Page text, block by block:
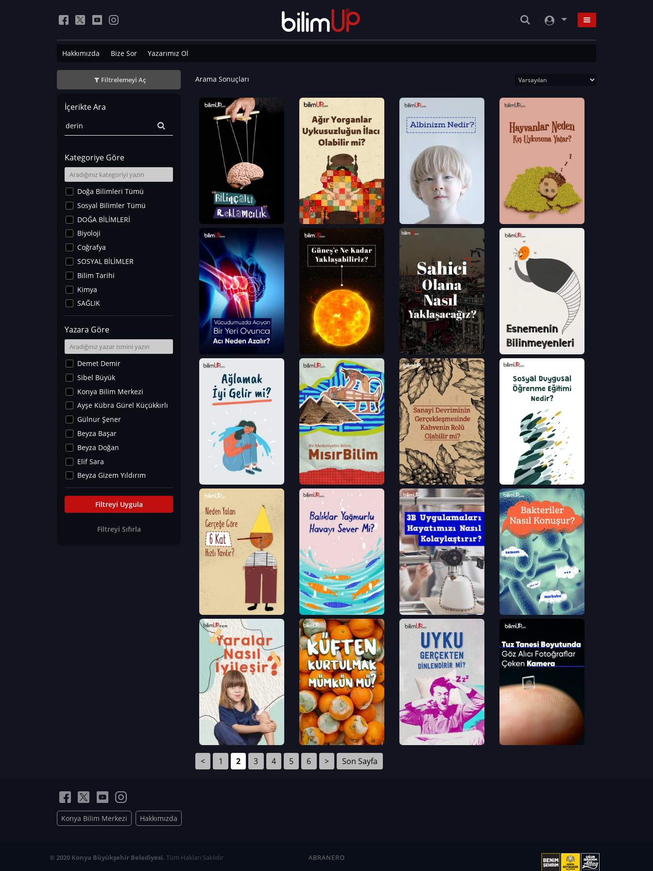
Hakkımızda Bize Sor Yazarımız Ol
Filtrelemeyi Aç
İçerikte Ara
Kategoriye Göre
Doğa Bilimleri Tümü
Sosyal Bilimler Tümü
DOĞA BİLİMLERİ
Biyoloji
Coğrafya
SOSYAL BİLİMLER
Bilim Tarihi
Kimya
SAĞLIK
Sanat Tarihi
Fizik
Yer Bilimleri
Astronomi ve Uzay
Noroloji
Matematik
Teknoloji
İklim Değişikliği
Arkeoloji
Kültür&Sanat
Yaşam Tavsiyeleri
Merakoloji
Eğitim Bilimleri
Yazara Göre
Demet Demir
Sibel Büyük
Konya Bilim Merkezi
Ayşe Kübra Gürel Küçükkırlı
Gülnur Şener
Beyza Başar
Beyza Doğan
Elif Sara
Beyza Gizem Yıldırım
İlknur İyigökler
Büşra Elif Kıvrak
Can TORUN
Filtreyi Uygula
Filtreyi Sıfırla
Arama Sonuçları
< 1 2 3 4 5 6 > Son Sayfa
Konya Bilim Merkezi Hakkımızda
© 2020 Konya Büyükşehir Belediyesi. Tüm Hakları Saklıdır ABRANERO